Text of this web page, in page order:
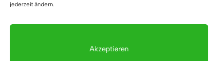
jederzeit ändern.
Akzeptieren
nur zu produktivem Arbeiten anregen, sondern auch